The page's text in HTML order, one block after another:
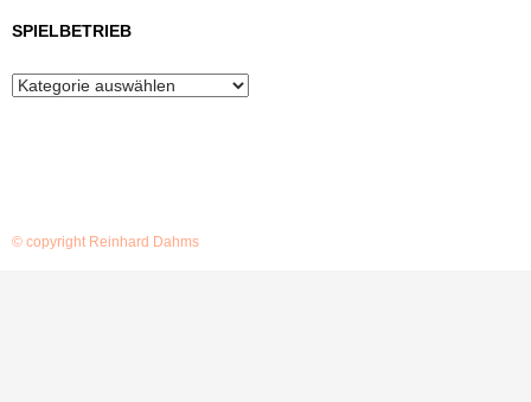
SPIELBETRIEB
Spielbetrieb
© copyright Reinhard Dahms